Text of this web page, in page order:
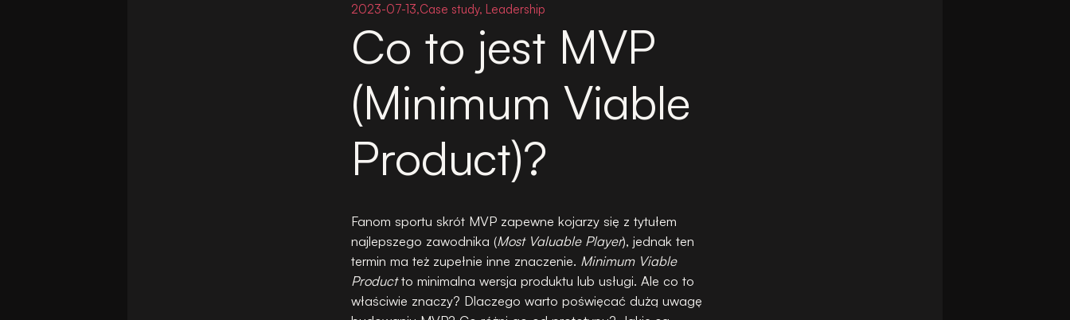
2023-07-13,Case study, Leadership
Co to jest MVP
(Minimum Viable
Product)?
Fanom sportu skrót MVP zapewne kojarzy się z tytułem
najlepszego zawodnika (Most Valuable Player), jednak ten
termin ma też zupełnie inne znaczenie. Minimum Viable
Productto minimalna wersja produktu lub usługi. Ale co to
właściwie znaczy? Dlaczego warto poświęcać dużą uwagę